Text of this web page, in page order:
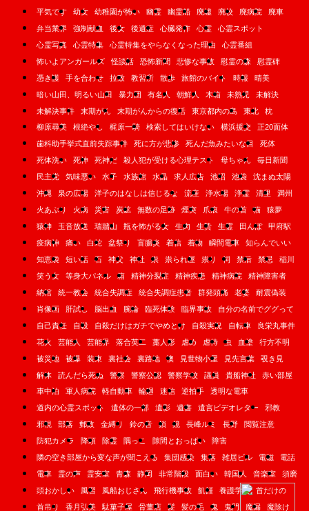
平気です
幼女 幼稚園が怖い 幽霊 幽霊船 廃墟 廃校 廃病院
廃車
弁当業界
強制献血 後女 後遺症 心臓発作 心霊
心霊スポット
心霊写真
心霊特集 心霊特集をやらなくなった理由
心霊番組
怖いよアンガールズ
怪談話 恐怖新聞 悲惨な事故 慰霊の森
慰霊碑
憑き護
手を合わせ 拉致 教習所 散歩 旅館のバイト 時報
晴美
暗い山田、明るい山田
暴力団 有名人 朝鮮人 木箱 未熟児
未解決
未解決事件
末期がん 末期がんからの復活 東京都内の島 東北
枕
柳原尋美
根絶やし 梶原一騎 検索してはいけない 横浜援交
正20面体
歯科助手挙式直前失踪事件
死に方が悲惨 死んだ魚みたいな目
死体
死体洗い
死神 死神だ 殺人犯が受ける心理テスト 母ちゃん
毎日新聞
民主党
気味悪い 水子 水族館 水晶 求人広告 池沼 池袋
沈まぬ太陽
沖縄
泉の広場 洋子のはなしは信じるな 流産 浄水場 浄霊 清里
満州
火あぶり
火病 災害 炭鉱 無数の足跡 煙突 爪痕 牛の首 猫
猿夢
猿神
玉音放送 瑞牆山 瓶を怖がる女 生肉 生贄 生霊 田んぼ
甲府駅
疫病神
痛い 白蛇 盆祭り 盲腸炎 着信 着物 瞬間電車
知らんでいい
知恵袋
短い話 石 神父 神社 祟 祟られ屋 祟り 祠 禁后 禁忌
稲川
笑う女
等身大パネル 箱 精神分裂症 精神疾患 精神病院
精神障害者
納棺
統一教会 統合失調症 統合失調症患者 群発頭痛 老婆
耐震偽装
肖像画
肝試し 脳出血 腕輪 臨死体験 臨界事故
自分の名前でググって
自己責任
自殺 自殺だけはガチでやめとけ 自殺実況 自転車
良栄丸事件
花火
芸能人 芸能界 落合英二 藁人形 虐め 虐待 虫 血塗
行方不明
被災地
被爆 装束 裏社会 裏路地 襖 見世物小屋 見先言葉
覗き見
解体
読んだら死ぬ 警察 警察公認 警察学校 議員 貴船神社
赤い部屋
車中泊
軍人病院 軽自動車 輪廻 迷信 逆拍手
透明な電車
道内の心霊スポット
遺体の一部 遺影 遺書 遺言ビデオレター
邪教
邪視
部落 郵政 金縛り 鈴の音 鎖 鏡 長峰ルミ 長野
閲覧注意
防犯カメラ
降頭 除霊 隅っこ 隙間とおっぱい
障害
隣の空き部屋から変な声が聞こえる
集団感染 集落 雑居ビル 電磁
電話
電車
霊の声 霊安室 青森 静岡 非常階段 面白い 韓国人 音楽室
須磨
頭おかしい
風習 風船おじさん 飛行機事故 飢饉 養護学校
首だけの
首吊り
香月弘美 駄菓子屋 骨董店 髪 髪の毛 鬼 鬼門 魔漏 魔除け